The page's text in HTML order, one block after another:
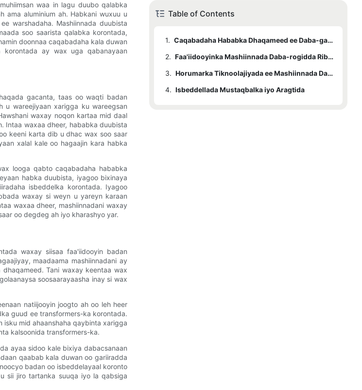
waa in lagu duubo qalabka
ama aluminium ah. Habkani wuxuu u
warshadaha. Mashiinnada duubista
soo saarista qalabka korontada,
doonnaa caqabadaha kala duwan
ay wax uga qabanayaan
gacanta, taas oo waqti badan
u wareejiyaan xarigga ku wareegsan
waxay noqon kartaa mid daal
Intaa waxaa dheer, hababka duubista
keeni karta dib u dhac wax soo saar
xalal kale oo hagaajin kara habka
looga qabto caqabadaha hababka
habka duubista, iyagoo bixinaya
isbeddelka korontada. Iyagoo
waxay si weyn u yareyn karaan
waxaa dheer, mashiinnadani waxay
oo degdeg ah iyo kharashyo yar.
waxay siisaa faa'iidooyin badan
maadaama mashiinnadani ay
Tani waxay keentaa wax
soosaarayaasha inay si wax
natiijooyin joogto ah oo leh heer
guud ee transformers-ka korontada.
isku mid ahaanshaha qaybinta xarigga
kalsoonida transformers-ka.
ayaa sidoo kale bixiya dabacsanaan
qaabab kala duwan oo gariiradda
badan oo isbeddelayaal koronto
sii jiro tartanka suuqa iyo la qabsiga
Table of Contents
1.
Caqabadaha Hababka Dhaqameed ee Daba-galka ah
2.
Faa'iidooyinka Mashiinnada Daba-rogidda Ribbon
3.
Horumarka Tiknoolajiyada ee Mashiinnada Daloolinta Ribbon
4. Isbeddellada Mustaqbalka iyo Aragtida